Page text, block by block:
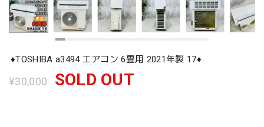
♦️TOSHIBA a3494 エアコン 6畳用 2021年製 17♦️
¥30,000 SOLD OUT